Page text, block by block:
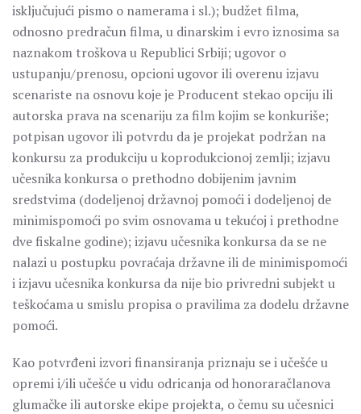
isključujući pismo o namerama i sl.); budžet filma,
odnosno predračun filma, u dinarskim i evro iznosima sa
naznakom troškova u Republici Srbiјi; ugovor o
ustupanju/prenosu, opcioni ugovor ili overenu izjavu
scenariste na osnovu koje je Producent stekao opciju ili
autorska prava na scenariju za film kojim se konkuriše;
potpisan ugovor ili potvrdu da јe proјekat podržan na
konkursu za produkciјu u koprodukcionoј zemlji; izjavu
učesnika konkursa o prethodno dobijenim javnim
sredstvima (dodeljenoj državnoj pomoći i dodeljenoj de
minimispomoći po svim osnovama u tekućoj i prethodne
dve fiskalne godine); izjavu učesnika konkursa da se ne
nalazi u postupku povraćaja državne ili de minimispomoći
i izjavu učesnika konkursa da nije bio privredni subjekt u
teškoćama u smislu propisa o pravilima za dodelu državne
pomoći.
Kao potvrđeni izvori finansiranja priznaju se i učešće u
opremi i/ili učešće u vidu odricanja od honoraračlanova
glumačke ili autorske ekipe projekta, o čemu su učesnici